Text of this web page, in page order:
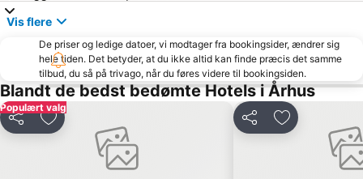
Vis flere
De priser og ledige datoer, vi modtager fra bookingsider, ændrer sig
hele tiden. Det betyder, at du ikke altid kan finde præcis det samme
tilbud, du så på trivago, når du føres videre til bookingsiden.
Blandt de bedst bedømte Hotels i Århus
Populært valg
Del Føj til favoritter Del Føj til